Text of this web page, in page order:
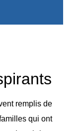
remplis de
qui ont